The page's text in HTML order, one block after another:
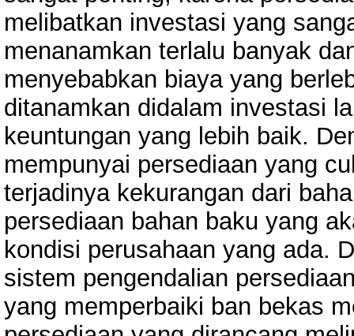
melibatkan investasi yang
menanamkan terlalu banyak
menyebabkan biaya yang
ditanamkan didalam investasi
keuntungan yang lebih baik.
mempunyai persediaan yang
terjadinya kekurangan dari
persediaan bahan baku yang
kondisi perusahaan yang ada.
sistem pengendalian
yang memperbaiki ban bekas